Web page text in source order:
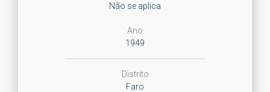
Não se aplica
Ano
1949
Distrito
Faro